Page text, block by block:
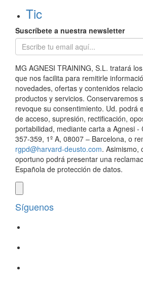
Tic
Suscríbete a nuestra newsletter
MG AGNESI TRAINING, S.L. tratará
que nos facilita para remitirle
novedades, ofertas y contenidos
productos y servicios. Conservaremos
revoque su consentimiento. Ud. podrá
de acceso, supresión, rectificación,
portabilidad, mediante carta a Agnesi -
357-359, 1º A, 08007 – Barcelona, o
rgpd@harvard-deusto.com. Asimismo,
oportuno podrá presentar una
Española de protección de datos.
Síguenos